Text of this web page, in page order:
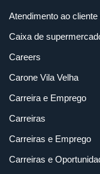
Atendimento ao
Caixa de
Careers
Carone Vila Velha
Carreira e Emprego
Carreiras
Carreiras e Emprego
Carreiras e